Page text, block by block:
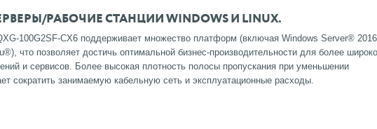
РАБОЧИЕ СТАНЦИИ WINDOWS И LINUX.
100G2SF-CX6 поддерживает множество платформ (включая Windows Server®
что позволяет достичь оптимальной бизнес-производительности для более
и сервисов. Более высокая плотность полосы пропускания при уменьшении
сократить занимаемую кабельную сеть и эксплуатационные расходы.